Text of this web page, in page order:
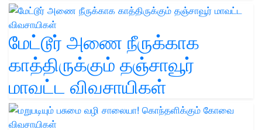
மேட்டூர் அணை நீருக்காக
காத்திருக்கும் தஞ்சாவூர்
மாவட்ட விவசாயிகள்